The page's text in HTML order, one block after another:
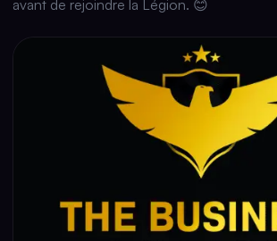
avant de rejoindre la Légion. 😊